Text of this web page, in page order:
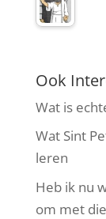
Ook
Wat is
Wat Sint
leren
Heb ik nu
om met